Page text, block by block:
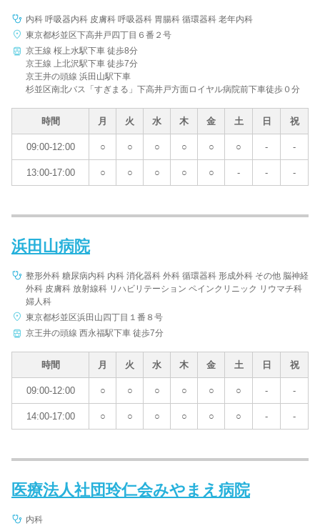
内科 呼吸器内科 皮膚科 呼吸器科 胃腸科 循環器科 老年内科
東京都杉並区下高井戸四丁目６番２号
京王線 桜上水駅下車 徒歩8分
京王線 上北沢駅下車 徒歩7分
京王井の頭線 浜田山駅下車
杉並区南北バス「すぎまる」下高井戸方面ロイヤル病院前下車徒歩０分
時間 月 火 水 木 金 土 日 祝
09:00-12:00 ○ ○ ○ ○ ○ ○ - -
13:00-17:00 ○ ○ ○ ○ ○ - - -
浜田山病院
整形外科 糖尿病内科 内科 消化器科 外科 循環器科 形成外科 その他 脳神経
外科 皮膚科 放射線科 リハビリテーション ペインクリニック リウマチ科
婦人科
東京都杉並区浜田山四丁目１番８号
京王井の頭線 西永福駅下車 徒歩7分
時間 月 火 水 木 金 土 日 祝
09:00-12:00 ○ ○ ○ ○ ○ ○ - -
14:00-17:00 ○ ○ ○ ○ ○ ○ - -
医療法人社団玲仁会みやまえ病院
内科